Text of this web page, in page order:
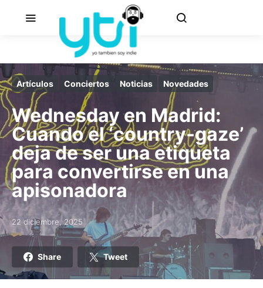
Artículos Conciertos Noticias Novedades
Wednesday en Madrid:
Cuando el ‘country-gaze’
deja de ser una etiqueta
para convertirse en una
apisonadora
Posted on
22 diciembre, 2025
Share Tweet